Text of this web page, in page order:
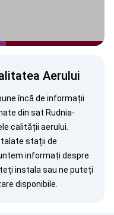
Aerului
încă de informații
din sat Rudnia-
calității aerului.
stații de
informați despre
instala sau ne puteți
disponibile.